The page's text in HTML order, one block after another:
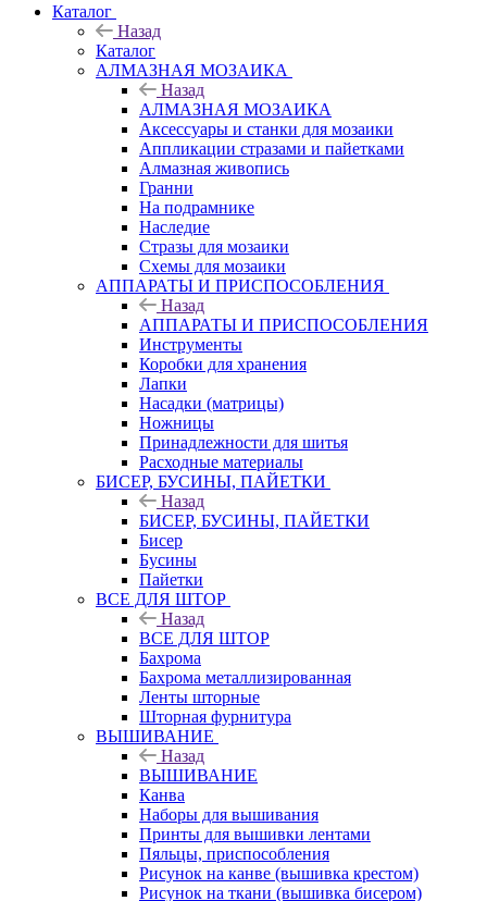
Каталог
Назад
Каталог
АЛМАЗНАЯ МОЗАИКА
Назад
АЛМАЗНАЯ МОЗАИКА
Аксессуары и станки для мозаики
Аппликации стразами и пайетками
Алмазная живопись
Гранни
На подрамнике
Наследие
Стразы для мозаики
Схемы для мозаики
АППАРАТЫ И ПРИСПОСОБЛЕНИЯ
Назад
АППАРАТЫ И ПРИСПОСОБЛЕНИЯ
Инструменты
Коробки для хранения
Лапки
Насадки (матрицы)
Ножницы
Принадлежности для шитья
Расходные материалы
БИСЕР, БУСИНЫ, ПАЙЕТКИ
Назад
БИСЕР, БУСИНЫ, ПАЙЕТКИ
Бисер
Бусины
Пайетки
ВСЕ ДЛЯ ШТОР
Назад
ВСЕ ДЛЯ ШТОР
Бахрома
Бахрома металлизированная
Ленты шторные
Шторная фурнитура
ВЫШИВАНИЕ
Назад
ВЫШИВАНИЕ
Канва
Наборы для вышивания
Принты для вышивки лентами
Пяльцы, приспособления
Рисунок на канве (вышивка крестом)
Рисунок на ткани (вышивка бисером)